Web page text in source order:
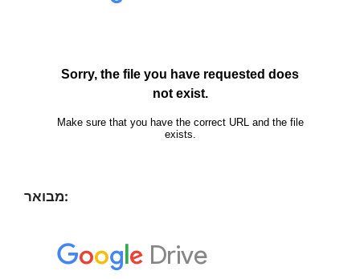
מבואר: